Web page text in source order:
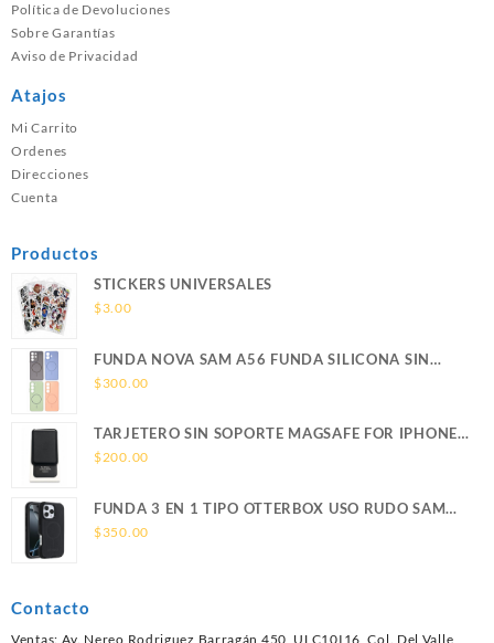
Política de Devoluciones
Sobre Garantías
Aviso de Privacidad
Atajos
Mi Carrito
Ordenes
Direcciones
Cuenta
Productos
STICKERS UNIVERSALES
$3.00
FUNDA NOVA SAM A56 FUNDA SILICONA SIN
SOPORTE MAGNETICO SAMSUNG
$300.00
TARJETERO SIN SOPORTE MAGSAFE FOR IPHONE
LEATHER WALLET MAGSAFE
$200.00
FUNDA 3 EN 1 TIPO OTTERBOX USO RUDO SAM
S26 ULTRA SAMSUNG S26 ULTRA
$350.00
Contacto
Ventas: Av. Nereo Rodriguez Barragán 450, ULC10I16, Col. Del Valle,